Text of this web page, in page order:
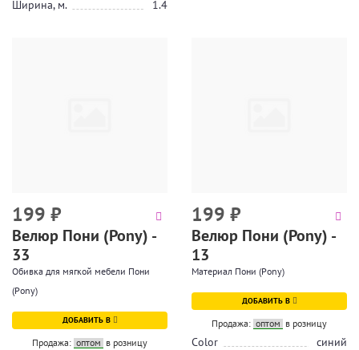
Ширина, м. 1.4
199 ₽
Велюр Пони (Pony) -
33
Обивка для мягкой мебели Пони
(Pony)
ДОБАВИТЬ В
Продажа: оптом в розницу
199 ₽
Велюр Пони (Pony) -
13
Материал Пони (Pony)
ДОБАВИТЬ В
Продажа: оптом в розницу
Color
синий